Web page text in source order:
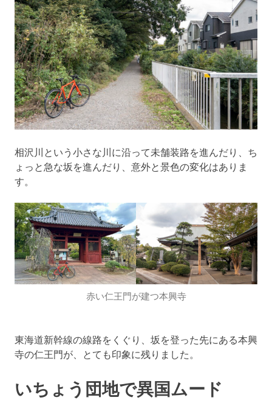
相沢川という小さな川に沿って未舗装路を進んだり、ち
ょっと急な坂を進んだり、意外と景色の変化はありま
す。
赤い仁王門が建つ本興寺
東海道新幹線の線路をくぐり、坂を登った先にある本興
寺の仁王門が、とても印象に残りました。
いちょう団地で異国ムード